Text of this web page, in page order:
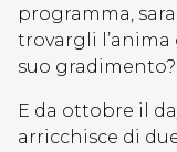
programma,
trovargli l’anima
suo gradimento?
E da ottobre il
arricchisce di